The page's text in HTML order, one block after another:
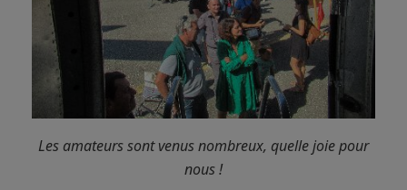
Les amateurs sont venus nombreux, quelle joie pour
nous !